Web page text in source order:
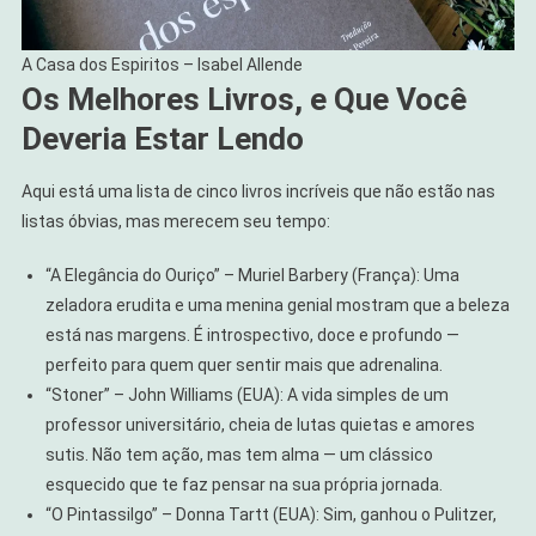
A Casa dos Espiritos – Isabel Allende
Os Melhores Livros, e Que Você
Deveria Estar Lendo
Aqui está uma lista de cinco livros incríveis que não estão nas
listas óbvias, mas merecem seu tempo:
“A Elegância do Ouriço” – Muriel Barbery (França): Uma
zeladora erudita e uma menina genial mostram que a beleza
está nas margens. É introspectivo, doce e profundo —
perfeito para quem quer sentir mais que adrenalina.
“Stoner” – John Williams (EUA): A vida simples de um
professor universitário, cheia de lutas quietas e amores
sutis. Não tem ação, mas tem alma — um clássico
esquecido que te faz pensar na sua própria jornada.
“O Pintassilgo” – Donna Tartt (EUA): Sim, ganhou o Pulitzer,